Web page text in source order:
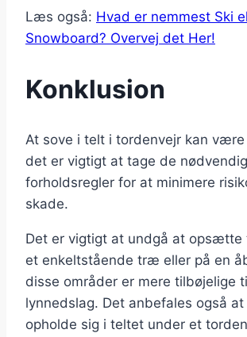
Læs også: Hvad er nemmest Ski
Snowboard? Overvej det Her!
Konklusion
At sove i telt i tordenvejr kan
det er vigtigt at tage de
forholdsregler for at minimere
skade.
Det er vigtigt at undgå at opsætte
et enkeltstående træ eller på en
disse områder er mere tilbøjelige
lynnedslag. Det anbefales også
opholde sig i teltet under et